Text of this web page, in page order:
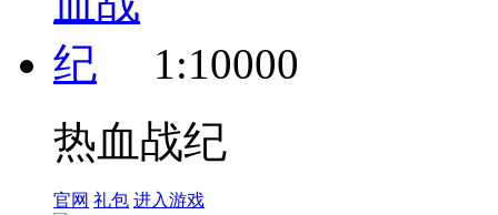
1:10000
热血战纪
官网 礼包 进入游戏